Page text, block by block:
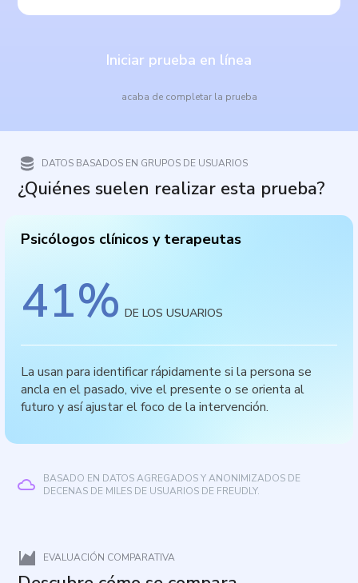
Iniciar prueba en línea
acaba de completar la prueba
DATOS BASADOS EN GRUPOS DE USUARIOS
¿Quiénes suelen realizar esta prueba?
Psicólogos clínicos y terapeutas
41% DE LOS USUARIOS
La usan para identificar rápidamente si la persona se
ancla en el pasado, vive el presente o se orienta al
futuro y así ajustar el foco de la intervención.
BASADO EN DATOS AGREGADOS Y ANONIMIZADOS DE
DECENAS DE MILES DE USUARIOS DE FREUDLY.
EVALUACIÓN COMPARATIVA